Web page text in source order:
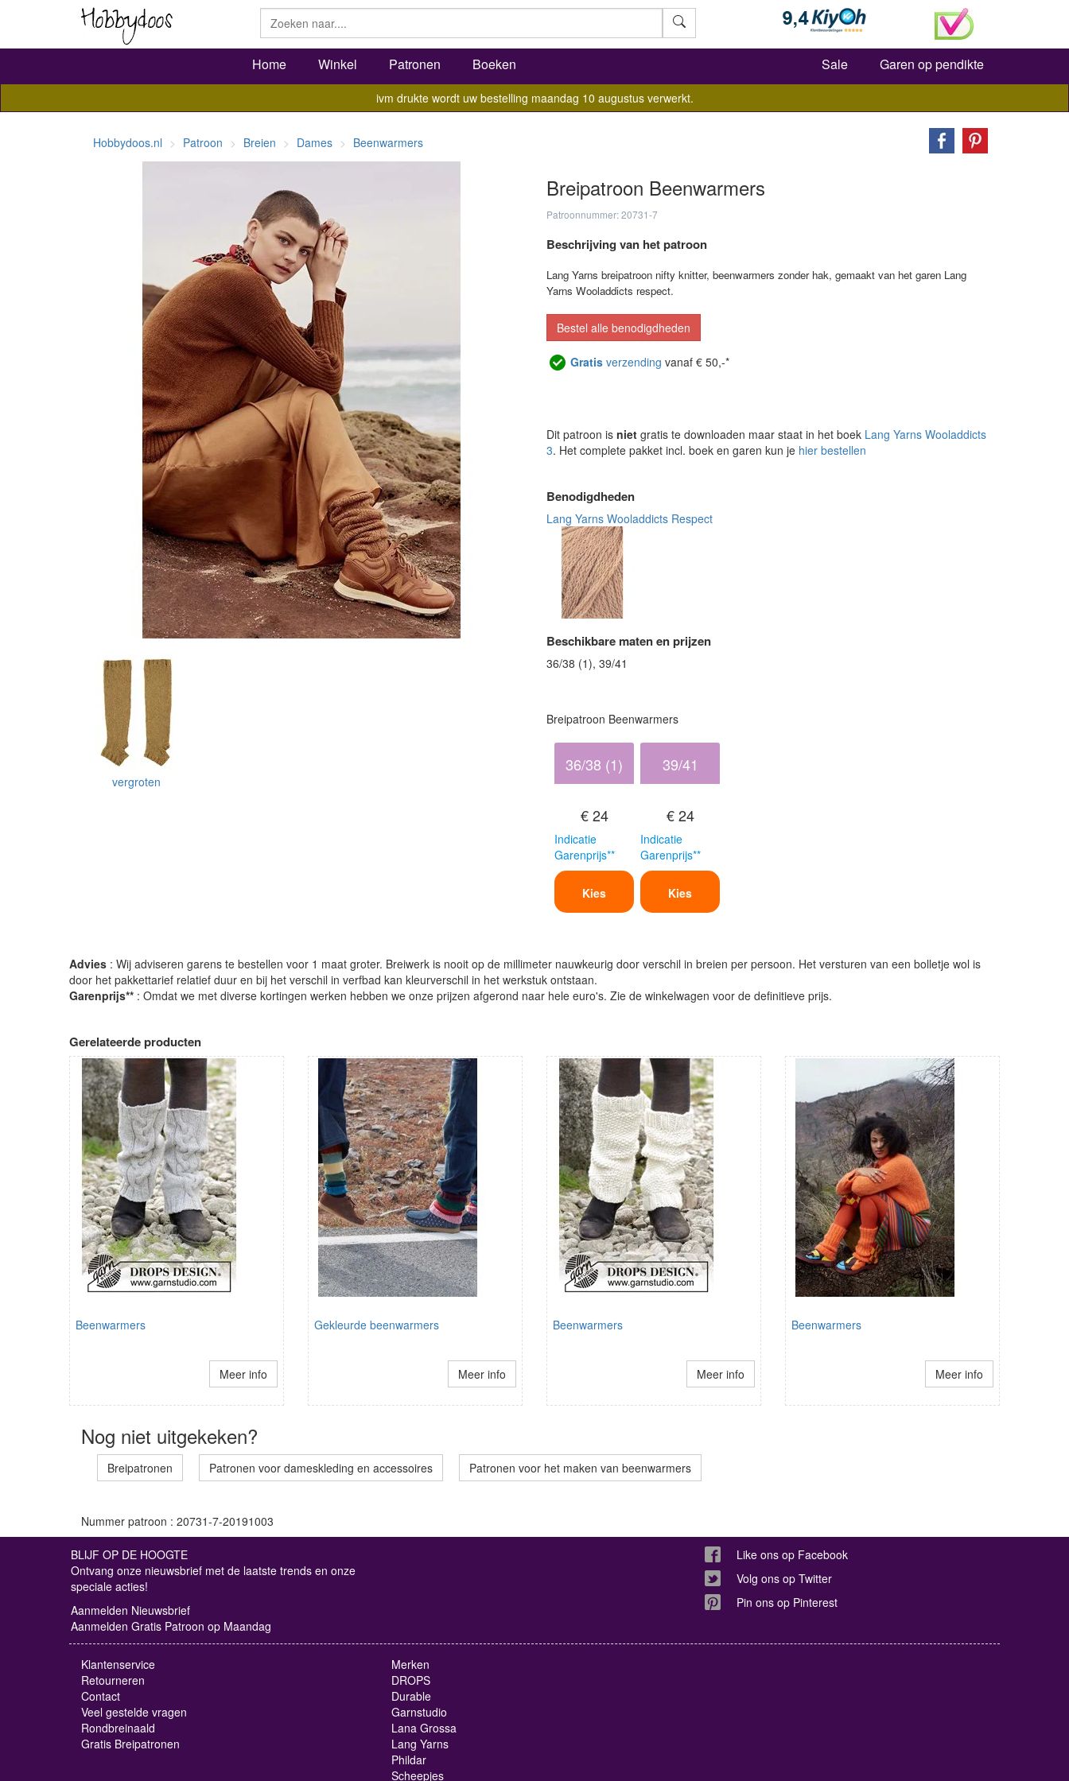
Zoeken
Home Winkel Patronen Boeken Sale Garen op pendikte
ivm drukte wordt uw bestelling maandag 10 augustus verwerkt.
Hobbydoos.nl Patroon Breien Dames Beenwarmers
vergroten
Breipatroon Beenwarmers
Patroonnummer: 20731-7
Beschrijving van het patroon
Lang Yarns breipatroon nifty knitter, beenwarmers zonder hak, gemaakt van het garen Lang
Yarns Wooladdicts respect.
Bestel alle benodigdheden
Gratis verzending vanaf € 50,-*
Dit patroon is niet gratis te downloaden maar staat in het boek Lang Yarns Wooladdicts
3. Het complete pakket incl. boek en garen kun je hier bestellen
Benodigdheden
Lang Yarns Wooladdicts Respect
Beschikbare maten en prijzen
36/38 (1), 39/41
Breipatroon Beenwarmers
36/38 (1)
€ 24
Indicatie
Garenprijs**
Kies
39/41
€ 24
Indicatie
Garenprijs**
Kies
Advies : Wij adviseren garens te bestellen voor 1 maat groter. Breiwerk is nooit op de millimeter nauwkeurig door verschil in breien per persoon. Het versturen van een bolletje wol is
door het pakkettarief relatief duur en bij het verschil in verfbad kan kleurverschil in het werkstuk ontstaan.
Garenprijs** : Omdat we met diverse kortingen werken hebben we onze prijzen afgerond naar hele euro's. Zie de winkelwagen voor de definitieve prijs.
Gerelateerde producten
Beenwarmers
Meer info
Gekleurde beenwarmers
Meer info
Beenwarmers
Meer info
Beenwarmers
Meer info
Nog niet uitgekeken?
Breipatronen Patronen voor dameskleding en accessoires Patronen voor het maken van beenwarmers
Nummer patroon : 20731-7-20191003
BLIJF OP DE HOOGTE
Ontvang onze nieuwsbrief met de laatste trends en onze
speciale acties!
Aanmelden Nieuwsbrief
Aanmelden Gratis Patroon op Maandag
Like ons op Facebook
Volg ons op Twitter
Pin ons op Pinterest
Klantenservice
Retourneren
Contact
Veel gestelde vragen
Rondbreinaald
Gratis Breipatronen
Merken
DROPS
Durable
Garnstudio
Lana Grossa
Lang Yarns
Phildar
Scheepjes